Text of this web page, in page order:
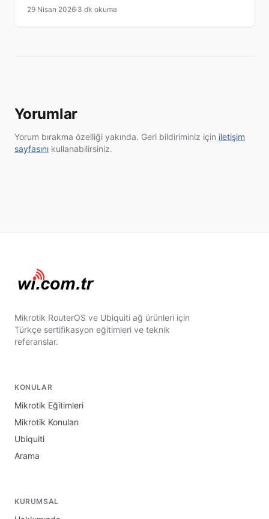
güvenlik özellikleriyle ev ve ofis ağlarında kullanım için
29 Nisan 2026·3 dk okuma
Yorumlar
Yorum bırakma özelliği yakında. Geri bildiriminiz için iletişim
sayfasını kullanabilirsiniz.
Mikrotik RouterOS ve Ubiquiti ağ ürünleri için
Türkçe sertifikasyon eğitimleri ve teknik
referanslar.
KONULAR
Mikrotik Eğitimleri
Mikrotik Konuları
Ubiquiti
Arama
KURUMSAL